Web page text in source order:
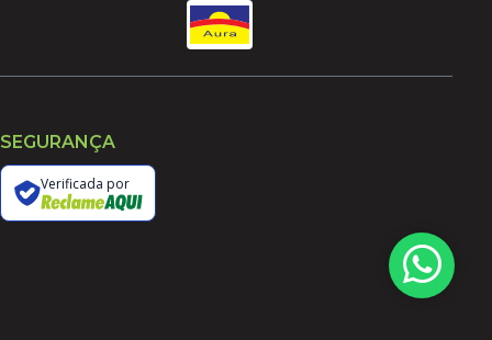
SEGURANÇA
Verificada por